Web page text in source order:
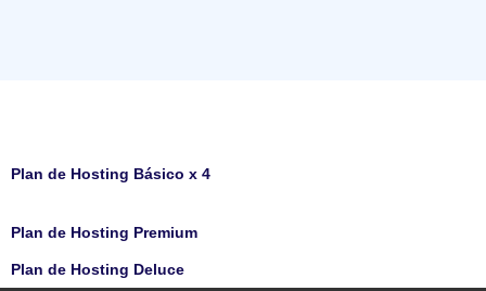
Plan de Hosting Básico x 4
Plan de Hosting Premium
Plan de Hosting Deluce